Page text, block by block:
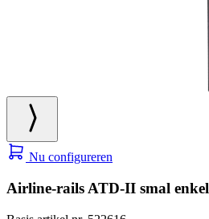
Nu configureren
Airline-rails ATD-II smal enkel